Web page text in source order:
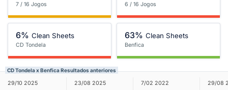
7 / 16 Jogos 6 / 16 Jogos
6% Clean Sheets
CD Tondela
63% Clean Sheets
Benfica
CD Tondela x Benfica Resultados anteriores
29/10 2025 23/08 2025 7/02 2022 29/08